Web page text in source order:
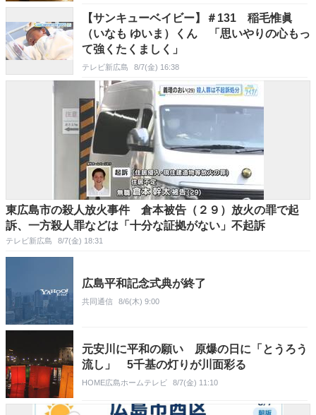
【サンキューベイビー】＃131 稲毛惟眞
（いなも ゆいま）くん 「思いやりの心もっ
て強くたくましく」
テレビ新広島 8/7(金) 16:38
東広島市の殺人放火事件 倉本被告（２９）放火の罪で起
訴、一方殺人罪などは「十分な証拠がない」不起訴
テレビ新広島 8/7(金) 18:31
広島平和記念式典が終了
共同通信 8/6(木) 9:00
元安川に平和の願い 原爆の日に「とうろう
流し」 5千基の灯りが川面彩る
HOME広島ホームテレビ 8/7(金) 11:10